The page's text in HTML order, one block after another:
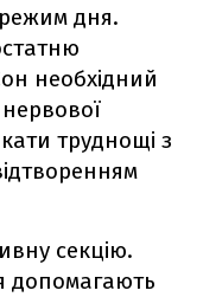
дня.
необхідний
труднощі з
секцію.
допомагають